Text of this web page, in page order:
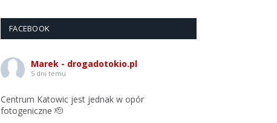
FACEBOOK
Marek - drogadotokio.pl
5 dni temu
Centrum Katowic jest jednak w opór
fotogeniczne 🫡